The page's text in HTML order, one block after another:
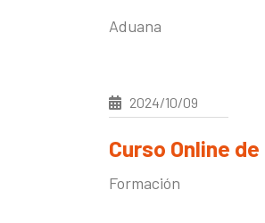
Aduana
2024/10/09
Curso Online
Formación